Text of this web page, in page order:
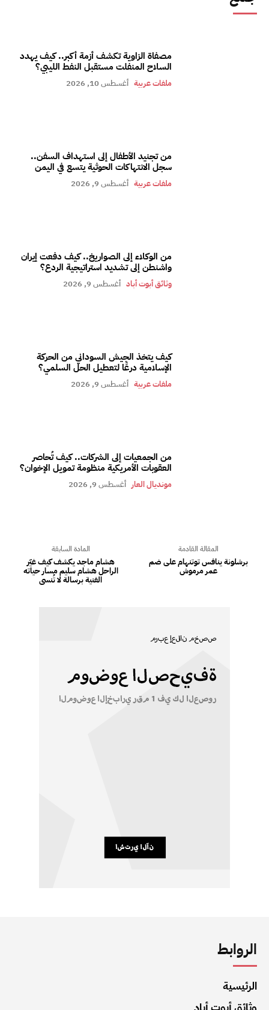
مصفاة الزاوية تكشف أزمة أكبر.. كيف يهدد
السلاح المنفلت مستقبل النفط الليبي؟
ملفات عربية أغسطس 10, 2026
من تجنيد الأطفال إلى استهداف السفن..
سجل الانتهاكات الحوثية يتسع في اليمن
ملفات عربية أغسطس 9, 2026
من الوكلاء إلى الصواريخ.. كيف دفعت إيران
واشنطن إلى تشديد استراتيجية الردع؟
وثائق أبوت أباد أغسطس 9, 2026
كيف يتخذ الجيش السوداني من الحركة
الإسلامية درعًا لتعطيل الحل السلمي؟
ملفات عربية أغسطس 9, 2026
من الجمعيات إلى الشركات.. كيف تُحاصر
العقوبات الأمريكية منظومة تمويل الإخوان؟
مونديال العار أغسطس 9, 2026
المادة السابقة
هشام ماجد يكشف كيف غيّر
الراحل هشام سليم مسار حياته
الفنية برسالة لا تُنسى
المقالة القادمة
برشلونة ينافس توتنهام على ضم
عمر مرموش
الروابط
الرئيسية